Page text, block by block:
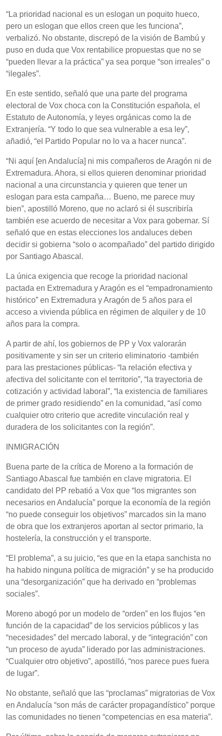
“La prioridad nacional es un eslogan un poquito hueco,
pero un eslogan que ellos creen que les funciona”,
verbalizó. No obstante, discrepó de la visión de Bambú y
puso en duda que Vox rentabilice propuestas que no se
“pueden llevar a la práctica” ya sea porque “son irreales” o
“ilegales”.
En este sentido, señaló que una parte del programa
electoral de Vox choca con la Constitución española, el
Estatuto de Autonomía, y leyes orgánicas como la de
Extranjería. “Y todo lo que sea vulnerable a esa ley”,
añadió, “el Partido Popular no lo va a hacer nunca”.
“Ni aquí [en Andalucía] ni mis compañeros de Aragón ni de
Extremadura. Ahora, si ellos quieren denominar prioridad
nacional a una circunstancia y quieren que tener un
eslogan para esta campaña… Bueno, me parece muy
bien”, apostilló Moreno, que no aclaró si él suscribiría
también ese acuerdo de necesitar a Vox para gobernar. Sí
señaló que en estas elecciones los andaluces deben
decidir si gobierna “solo o acompañado” del partido dirigido
por Santiago Abascal.
La única exigencia que recoge la prioridad nacional
pactada en Extremadura y Aragón es el “empadronamiento
histórico” en Extremadura y Aragón de 5 años para el
acceso a vivienda pública en régimen de alquiler y de 10
años para la compra.
A partir de ahí, los gobiernos de PP y Vox valorarán
positivamente y sin ser un criterio eliminatorio -también
para las prestaciones públicas- “la relación efectiva y
afectiva del solicitante con el territorio”, “la trayectoria de
cotización y actividad laboral”, “la existencia de familiares
de primer grado residiendo” en la comunidad, “así como
cualquier otro criterio que acredite vinculación real y
duradera de los solicitantes con la región”.
INMIGRACIÓN
Buena parte de la crítica de Moreno a la formación de
Santiago Abascal fue también en clave migratoria. El
candidato del PP rebatió a Vox que “los migrantes son
necesarios en Andalucía” porque la economía de la región
“no puede conseguir los objetivos” marcados sin la mano
de obra que los extranjeros aportan al sector primario, la
hostelería, la construcción y el transporte.
“El problema”, a su juicio, “es que en la etapa sanchista no
ha habido ninguna política de migración” y se ha producido
una “desorganización” que ha derivado en “problemas
sociales”.
Moreno abogó por un modelo de “orden” en los flujos “en
función de la capacidad” de los servicios públicos y las
“necesidades” del mercado laboral, y de “integración” con
“un proceso de ayuda” liderado por las administraciones.
“Cualquier otro objetivo”, apostilló, “nos parece pues fuera
de lugar”.
No obstante, señaló que las “proclamas” migratorias de Vox
en Andalucía “son más de carácter propagandístico” porque
las comunidades no tienen “competencias en esa materia”.